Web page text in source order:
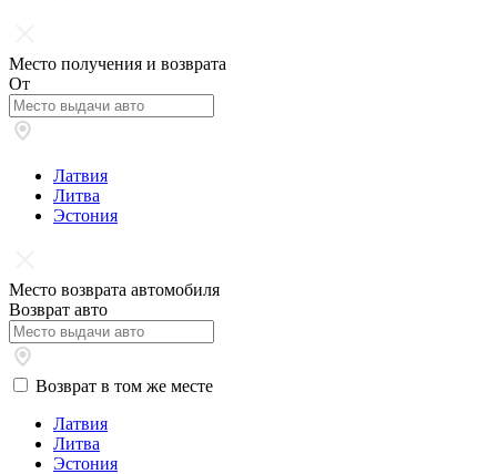
Место получения и возврата
От
Латвия
Литва
Эстония
Место возврата автомобиля
Возврат авто
Возврат в том же месте
Латвия
Литва
Эстония